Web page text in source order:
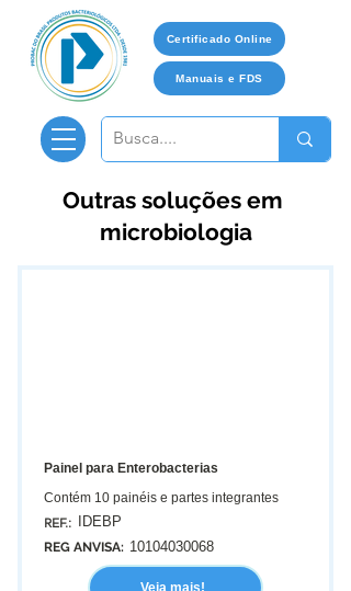
Certificado Online
Manuais e FDS
Outras soluções em
microbiologia
Painel para Enterobacterias
Contém 10 painéis e partes integrantes
REF.: IDEBP
REG ANVISA: 10104030068
Veja mais!